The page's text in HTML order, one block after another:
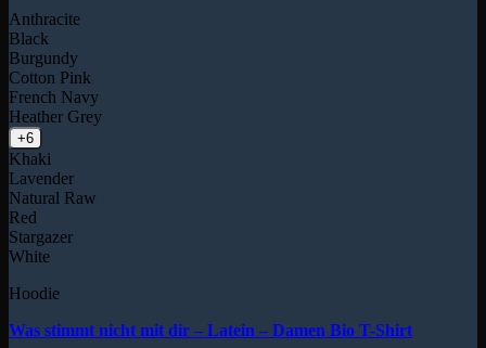
Anthracite
Black
Burgundy
Cotton Pink
French Navy
Heather Grey
+6
Khaki
Lavender
Natural Raw
Red
Stargazer
White
Hoodie
Was stimmt nicht mit dir – Latein – Damen Bio T-Shirt